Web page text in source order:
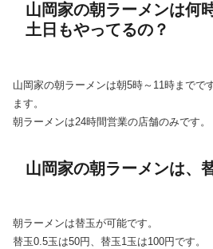
山岡家の朝ラーメンは何
土日もやってるの？
山岡家の朝ラーメンは朝5時～11時までで
ます。
朝ラーメンは24時間営業の店舗のみです。
山岡家の朝ラーメンは、
朝ラーメンは替玉が可能です。
替玉0.5玉は50円、替玉1玉は100円です。